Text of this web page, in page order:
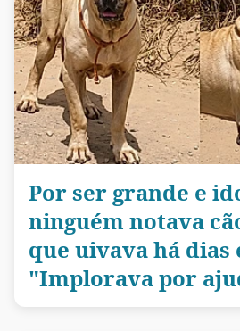
Por ser grande e
ninguém notava
que uivava há dias
"Implorava por